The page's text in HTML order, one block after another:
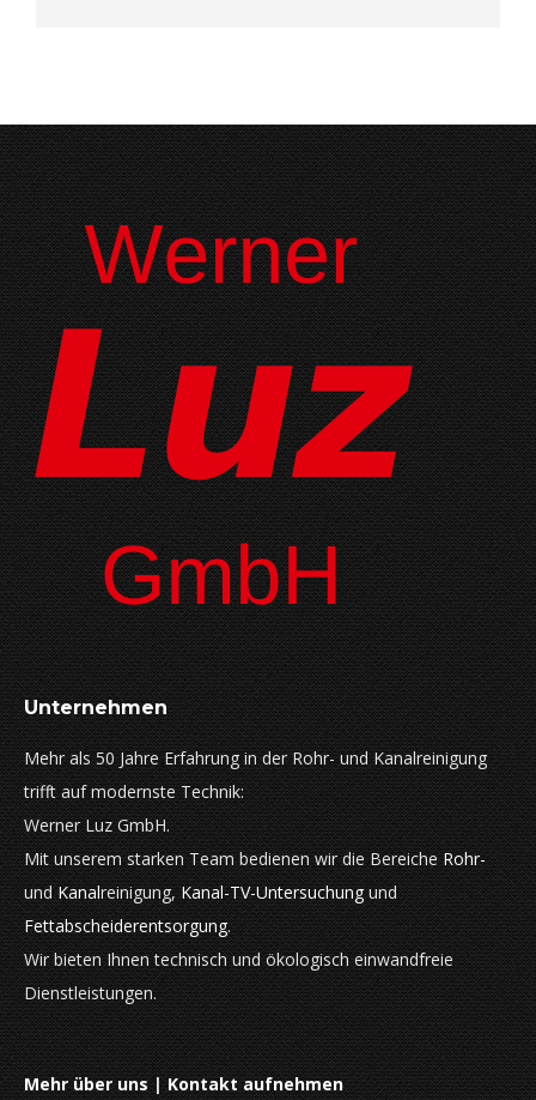
Unternehmen
Mehr als 50 Jahre Erfahrung in der Rohr- und Kanalreinigung
trifft auf modernste Technik:
Werner Luz GmbH.
Mit unserem starken Team bedienen wir die Bereiche Rohr-
undKanalreinigung,Kanal-TV-Untersuchungund
Fettabscheiderentsorgung.
Wir bieten Ihnen technisch und ökologisch einwandfreie
Dienstleistungen.
Mehr über uns |Kontakt aufnehmen